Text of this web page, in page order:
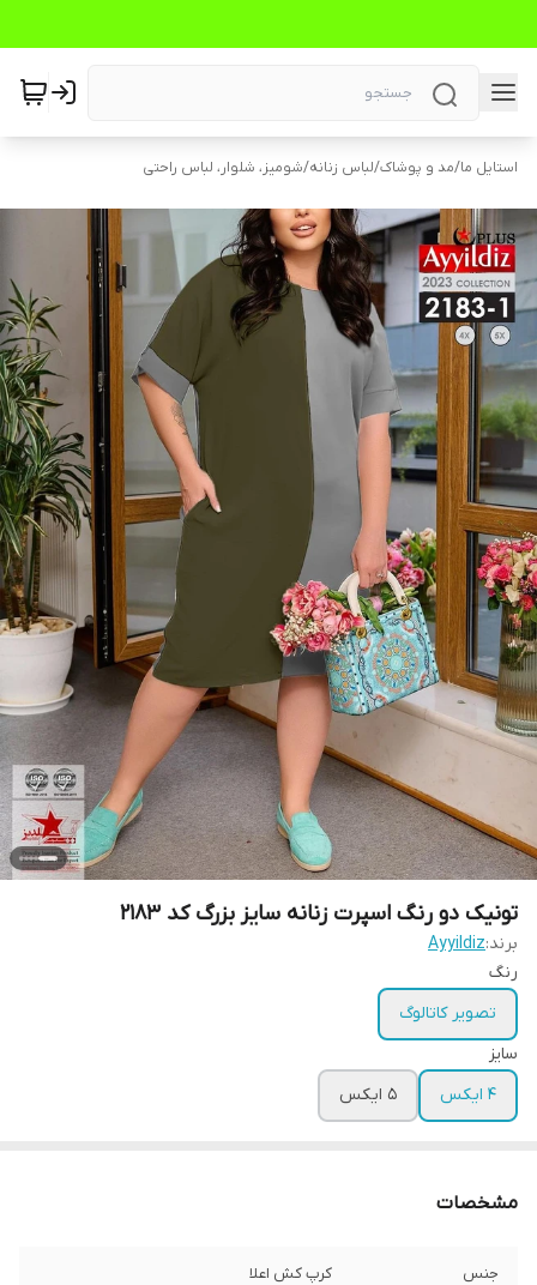
استایل ما/مد و پوشاک/لباس زنانه/شومیز، شلوار، لباس راحتی
تونیک دو رنگ اسپرت زنانه سایز بزرگ کد 2183
برند:Ayyildiz
رنگ
تصویر کاتالوگ
سایز
4 ایکس
5 ایکس
مشخصات
جنس کرپ کش اعلا